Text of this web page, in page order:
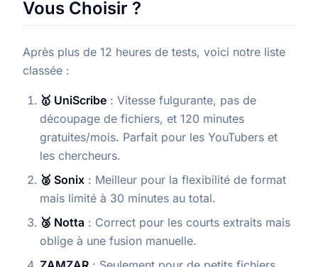
Vous Choisir ?
Après plus de 12 heures de tests, voici notre liste
classée :
🥇 UniScribe : Vitesse fulgurante, pas de
découpage de fichiers, et 120 minutes
gratuites/mois. Parfait pour les YouTubers et
les chercheurs.
🥈 Sonix : Meilleur pour la flexibilité de format
mais limité à 30 minutes au total.
🥉 Notta : Correct pour les courts extraits mais
oblige à une fusion manuelle.